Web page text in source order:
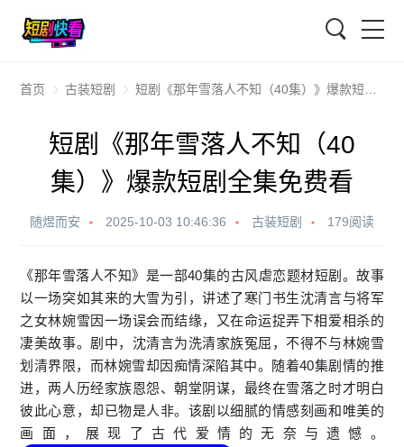
首页 古装短剧 短剧《那年雪落人不知（40集）》爆款短剧全集免费看
短剧《那年雪落人不知（40
集）》爆款短剧全集免费看
随煜而安 2025-10-03 10:46:36 古装短剧 179阅读
《那年雪落人不知》是一部40集的古风虐恋题材短剧。故事
以一场突如其来的大雪为引，讲述了寒门书生沈清言与将军
之女林婉雪因一场误会而结缘，又在命运捉弄下相爱相杀的
凄美故事。剧中，沈清言为洗清家族冤屈，不得不与林婉雪
划清界限，而林婉雪却因痴情深陷其中。随着40集剧情的推
进，两人历经家族恩怨、朝堂阴谋，最终在雪落之时才明白
彼此心意，却已物是人非。该剧以细腻的情感刻画和唯美的
画面，展现了古代爱情的无奈与遗憾。